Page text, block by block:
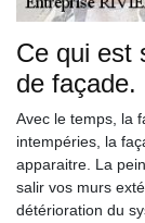
Ce qui est
de façade.
Avec le temps, la
intempéries, la
apparaitre. La
salir vos murs
détérioration du